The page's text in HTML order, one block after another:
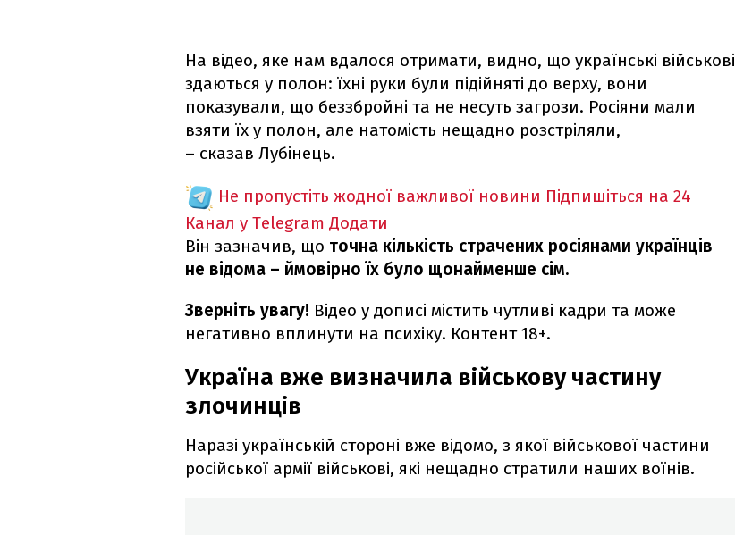
На відео, яке нам вдалося отримати, видно, що українські військові
здаються у полон: їхні руки були підійняті до верху, вони
показували, що беззбройні та не несуть загрози. Росіяни мали
взяти їх у полон, але натомість нещадно розстріляли,
– сказав Лубінець.
Не пропустіть жодної важливої новини Підпишіться на 24
Канал у Telegram Додати
Він зазначив, що точна кількість страчених росіянами українців
не відома – ймовірно їх було щонайменше сім.
Зверніть увагу! Відео у дописі містить чутливі кадри та може
негативно вплинути на психіку. Контент 18+.
Україна вже визначила військову частину
злочинців
Наразі українській стороні вже відомо, з якої військової частини
російської армії військові, які нещадно стратили наших воїнів.